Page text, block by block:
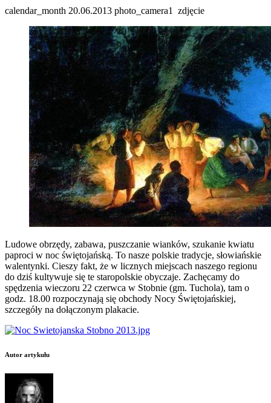
calendar_month 20.06.2013 photo_camera1 zdjęcie
Ludowe obrzędy, zabawa, puszczanie wianków, szukanie kwiatu
paproci w noc świętojańską. To nasze polskie tradycje, słowiańskie
walentynki. Cieszy fakt, że w licznych miejscach naszego regionu
do dziś kultywuje się te staropolskie obyczaje. Zachęcamy do
spędzenia wieczoru 22 czerwca w Stobnie (gm. Tuchola), tam o
godz. 18.00 rozpoczynają się obchody Nocy Świętojańskiej,
szczegóły na dołączonym plakacie.
Autor artykułu